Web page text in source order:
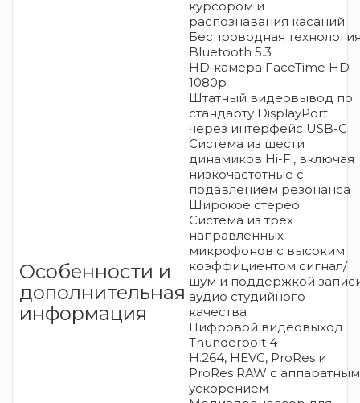
Особенности и
дополнительная
информация
курсором и
распознавания касаний
Беспроводная
Bluetooth 5.3
HD‑камера FaceTime HD
1080p
Штатный видеовывод по
стандарту DisplayPort
через интерфейс USB-C
Система из шести
динамиков Hi-Fi, включая
низкочастотные с
подавлением резонанса
Широкое стерео
Система из трёх
направленных
микрофонов с высоким
коэффициентом сигнал/
шум и поддержкой
аудио студийного
качества
Цифровой видеовыход
Thunderbolt 4
H.264, HEVC, ProRes и
ProRes RAW с аппаратным
ускорением